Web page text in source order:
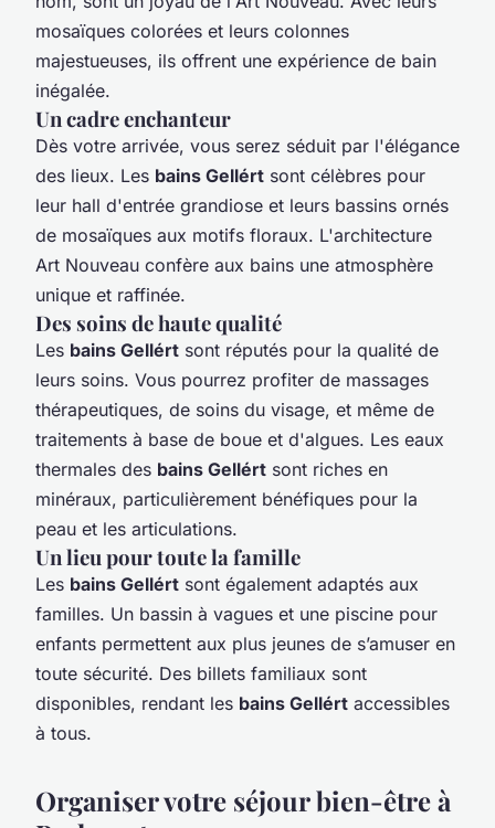
mosaïques colorées et leurs colonnes
majestueuses, ils offrent une expérience de bain
inégalée.
Un cadre enchanteur
Dès votre arrivée, vous serez séduit par l'élégance
des lieux. Les bains Gellért sont célèbres pour
leur hall d'entrée grandiose et leurs bassins ornés
de mosaïques aux motifs floraux. L'architecture
Art Nouveau confère aux bains une atmosphère
unique et raffinée.
Des soins de haute qualité
Les bains Gellért sont réputés pour la qualité de
leurs soins. Vous pourrez profiter de massages
thérapeutiques, de soins du visage, et même de
traitements à base de boue et d'algues. Les eaux
thermales des bains Gellért sont riches en
minéraux, particulièrement bénéfiques pour la
peau et les articulations.
Un lieu pour toute la famille
Les bains Gellért sont également adaptés aux
familles. Un bassin à vagues et une piscine pour
enfants permettent aux plus jeunes de s’amuser en
toute sécurité. Des billets familiaux sont
disponibles, rendant les bains Gellért accessibles
à tous.
Organiser votre séjour bien-être à